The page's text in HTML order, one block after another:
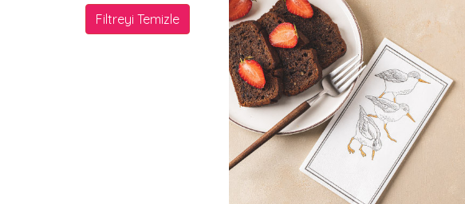
400 - 450 ₺
450 - 500 ₺
Filtreyi Temizle